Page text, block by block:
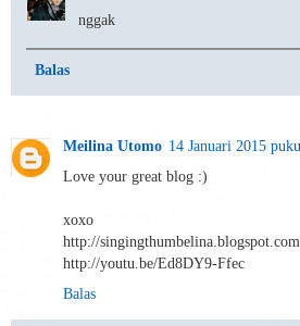
nggak
Balas
Meilina Utomo 14 Januari 2015
Love your great blog :)
xoxo
http://singingthumbelina.blogspot.com
http://youtu.be/Ed8DY9-Ffec
Balas